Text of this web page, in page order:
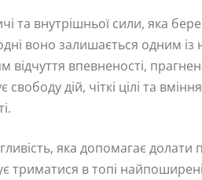
та внутрішньої сили, яка
воно залишається одним із
відчуття впевненості,
дій, чіткі цілі та
яка допомагає
триматися в топі